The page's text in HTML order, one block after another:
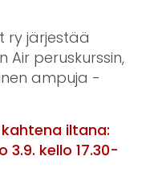
ry järjestää
Air peruskurssin,
ampuja -
iltana:
3.9. kello 17.30-